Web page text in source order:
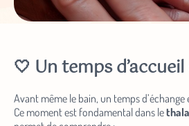
Avant même le bain, un temps d’échange
Ce moment est fondamental dans le
permet de comprendre :